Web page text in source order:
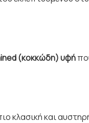
(κοκκώδη) υφή
κλασική και